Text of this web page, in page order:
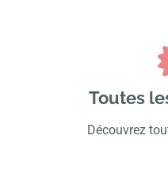
Toutes
Découvrez